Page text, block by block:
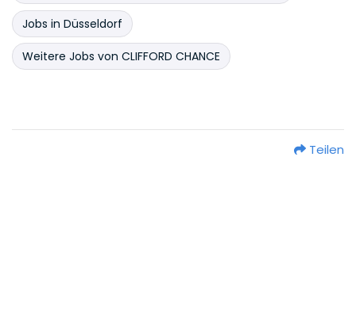
Jobs in Düsseldorf
Weitere Jobs von CLIFFORD CHANCE
Teilen